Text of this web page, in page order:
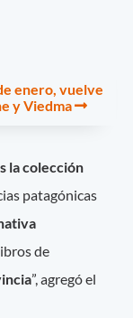
enero, vuelve
y Viedma
la colección
patagónicas
de
”, agregó el